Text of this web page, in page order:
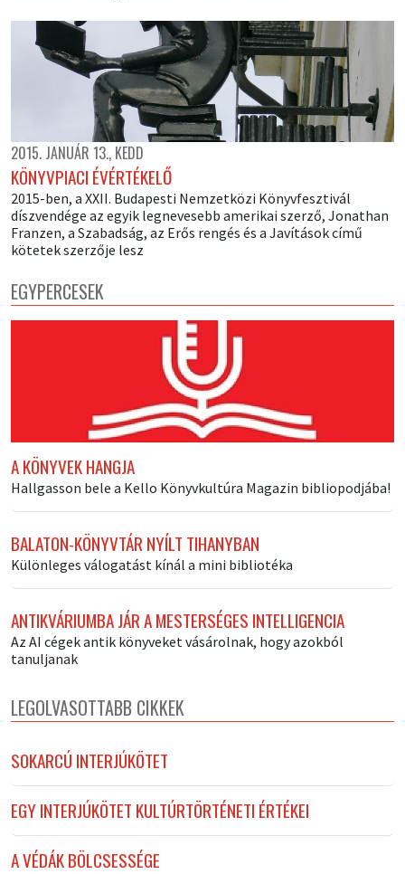
2015. JANUÁR 13., KEDD
KÖNYVPIACI ÉVÉRTÉKELŐ
2015-ben, a XXII. Budapesti Nemzetközi Könyvfesztivál
díszvendége az egyik legnevesebb amerikai szerző, Jonathan
Franzen, a Szabadság, az Erős rengés és a Javítások című
kötetek szerzője lesz
EGYPERCESEK
A KÖNYVEK HANGJA
Hallgasson bele a Kello Könyvkultúra Magazin bibliopodjába!
BALATON-KÖNYVTÁR NYÍLT TIHANYBAN
Különleges válogatást kínál a mini bibliotéka
ANTIKVÁRIUMBA JÁR A MESTERSÉGES INTELLIGENCIA
Az AI cégek antik könyveket vásárolnak, hogy azokból
tanuljanak
LEGOLVASOTTABB CIKKEK
SOKARCÚ INTERJÚKÖTET
EGY INTERJÚKÖTET KULTÚRTÖRTÉNETI ÉRTÉKEI
A VÉDÁK BÖLCSESSÉGE